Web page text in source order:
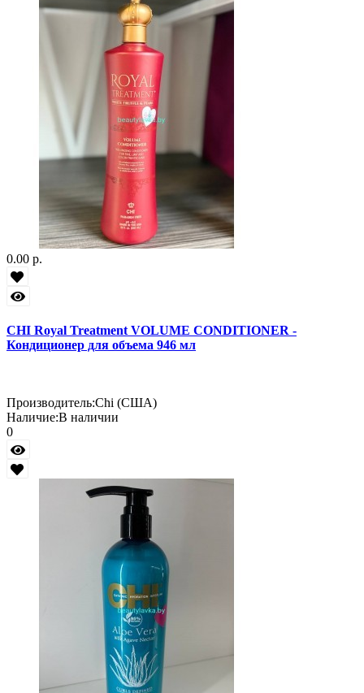
0.00 р.
CHI Royal Treatment VOLUME CONDITIONER -
Кондиционер для объема 946 мл
Производитель:Chi (США)
Наличие:В наличии
0